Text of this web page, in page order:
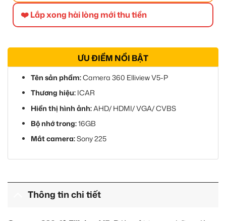
❤️ Lắp xong hài lòng mới thu tiền
ƯU ĐIỂM NỔI BẬT
Tên sản phẩm:Camera 360 Elliview V5-P
Thương hiệu: ICAR
Hiển thị hình ảnh: AHD/ HDMI/ VGA/ CVBS
Bộ nhớ trong:16GB
Mắt camera:Sony 225
Thông tin chi tiết